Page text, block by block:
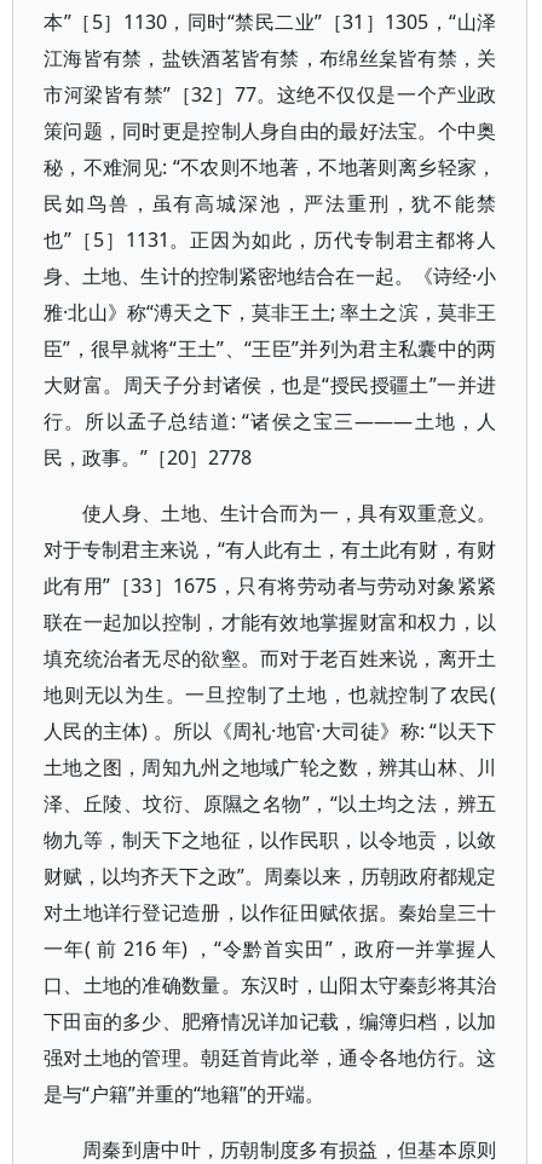
本”［5］1130，同时“禁民二业”［31］1305，“山泽
江海皆有禁，盐铁酒茗皆有禁，布绵丝枲皆有禁，关
市河梁皆有禁”［32］77。这绝不仅仅是一个产业政
策问题，同时更是控制人身自由的最好法宝。个中奥
秘，不难洞见: “不农则不地著，不地著则离乡轻家，
民如鸟兽，虽有高城深池，严法重刑，犹不能禁
也”［5］1131。正因为如此，历代专制君主都将人
身、土地、生计的控制紧密地结合在一起。《诗经·小
雅·北山》称“溥天之下，莫非王土; 率土之滨，莫非王
臣”，很早就将“王土”、“王臣”并列为君主私囊中的两
大财富。周天子分封诸侯，也是“授民授疆土”一并进
行。所以孟子总结道: “诸侯之宝三———土地，人
民，政事。”［20］2778
使人身、土地、生计合而为一，具有双重意义。
对于专制君主来说，“有人此有土，有土此有财，有财
此有用”［33］1675，只有将劳动者与劳动对象紧紧
联在一起加以控制，才能有效地掌握财富和权力，以
填充统治者无尽的欲壑。而对于老百姓来说，离开土
地则无以为生。一旦控制了土地，也就控制了农民(
人民的主体) 。所以《周礼·地官·大司徒》称: “以天下
土地之图，周知九州之地域广轮之数，辨其山林、川
泽、丘陵、坟衍、原隰之名物”，“以土均之法，辨五
物九等，制天下之地征，以作民职，以令地贡，以敛
财赋，以均齐天下之政”。周秦以来，历朝政府都规定
对土地详行登记造册，以作征田赋依据。秦始皇三十
一年( 前 216 年) ，“令黔首实田”，政府一并掌握人
口、土地的准确数量。东汉时，山阳太守秦彭将其治
下田亩的多少、肥瘠情况详加记载，编簿归档，以加
强对土地的管理。朝廷首肯此举，通令各地仿行。这
是与“户籍”并重的“地籍”的开端。
周秦到唐中叶，历朝制度多有损益，但基本原则